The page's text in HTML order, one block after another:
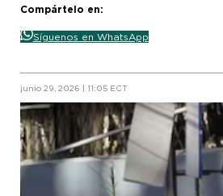
Compártelo en:
Síguenos en WhatsApp
junio 29, 2026 | 11:05 ECT